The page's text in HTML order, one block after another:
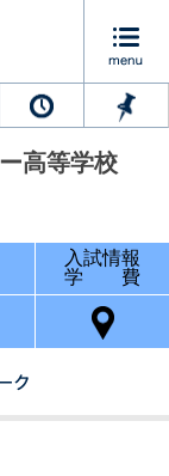
高等学校
入試情報
学 費